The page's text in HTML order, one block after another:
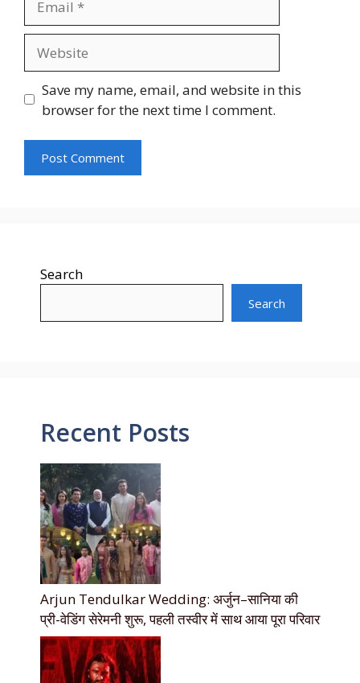
Save my name, email, and website in this
browser for the next time I comment.
Search
Search
Recent Posts
Arjun Tendulkar Wedding: अर्जुन–सानिया की
प्री-वेडिंग सेरेमनी शुरू, पहली तस्वीर में साथ आया पूरा परिवार